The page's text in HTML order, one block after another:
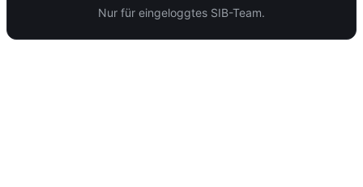
Nur für eingeloggtes SIB-Team.